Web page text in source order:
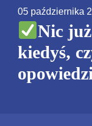
05 października
Nic
kiedyś,